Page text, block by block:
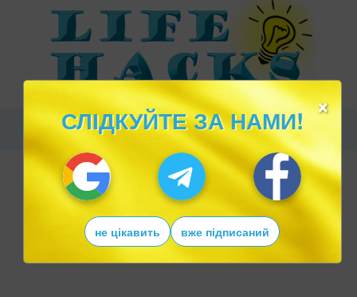
×
СЛІДКУЙТЕ ЗА НАМИ!
не цікавить вже підписаний